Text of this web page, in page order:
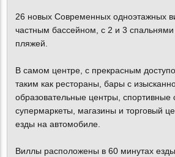
26 новых Современных одноэтажных
частным бассейном, с 2 и 3
пляжей.
В самом центре, с прекрасным
таким как рестораны, бары с
образовательные центры, спортивные
супермаркеты, магазины и торговый
езды на автомобиле.
Виллы расположены в 60 минутах